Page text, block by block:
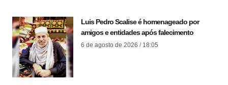
Luis Pedro Scalise é homenageado por
amigos e entidades após falecimento
6 de agosto de 2026 18:05